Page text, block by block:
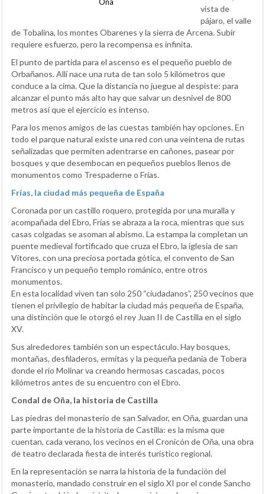
Oña
vista de
pájaro, el valle
de Tobalina, los montes Obarenes y la sierra de Arcena. Subir
requiere esfuerzo, pero la recompensa es infinita.
El punto de partida para el ascenso es el pequeño pueblo de
Orbañanos. Allí nace una ruta de tan solo 5 kilómetros que
conduce a la cima. Que la distancia no juegue al despiste: para
alcanzar el punto más alto hay que salvar un desnivel de 800
metros así que el ejercicio es intenso.
Para los menos amigos de las cuestas también hay opciones. En
todo el parque natural existe una red con una veintena de rutas
señalizadas que permiten adentrarse en cañones, pasear por
bosques y que desembocan en pequeños pueblos llenos de
monumentos como Trespaderne o Frías.
Frías, la ciudad más pequeña de España
Coronada por un castillo roquero, protegida por una muralla y
acompañada del Ebro, Frías se abraza a la roca, mientras que sus
casas colgadas se asoman al abismo. La estampa la completan un
puente medieval fortificado que cruza el Ebro, la iglesia de san
Vitores, con una preciosa portada gótica, el convento de San
Francisco y un pequeño templo románico, entre otros
monumentos.
En esta localidad viven tan solo 250 “ciudadanos”, 250 vecinos que
tienen el privilegio de habitar la ciudad más pequeña de España,
una distinción que le otorgó el rey Juan II de Castilla en el siglo
XV.
Sus alrededores también son un espectáculo. Hay bosques,
montañas, desfiladeros, ermitas y la pequeña pedanía de Tobera
donde el río Molinar va creando hermosas cascadas, pocos
kilómetros antes de su encuentro con el Ebro.
Condal de Oña, la historia de Castilla
Las piedras del monasterio de san Salvador, en Oña, guardan una
parte importante de la historia de Castilla: es la misma que
cuentan, cada verano, los vecinos en el Cronicón de Oña, una obra
de teatro declarada fiesta de interés turístico regional.
En la representación se narra la historia de la fundación del
monasterio, mandado construir en el siglo XI por el conde Sancho